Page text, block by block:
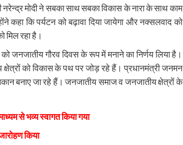
मोदी ने सबका साथ सबका विकास के नारा के साथ काम
कि पर्यटन को बढ़ावा दिया जायेगा और नक्सलवाद को
मिल रहा है।
जनजातीय गौरव दिवस के रूप में मनाने का निर्णय लिया है।
को विकास के पथ पर जोड़ रहे हैं। प्रधानमंत्री जनमन
बनाए जा रहे हैं। जनजातीय समाज व जनजातीय क्षेत्रों के
से भव्य स्वागत किया गया
किया